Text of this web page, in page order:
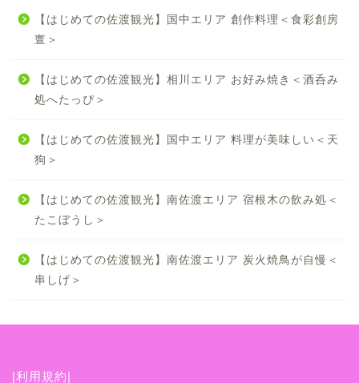
【はじめての佐渡観光】国中エリア 創作料理＜食彩創房
亶＞
【はじめての佐渡観光】相川エリア お好み焼き＜酒呑み
処へたっぴ＞
【はじめての佐渡観光】国中エリア 料理が美味しい＜天
狗＞
【はじめての佐渡観光】南佐渡エリア 宿根木の飲み処＜
たこぼうし＞
【はじめての佐渡観光】南佐渡エリア 炭火焼鳥が自慢＜
串しげ＞
|利用規約|